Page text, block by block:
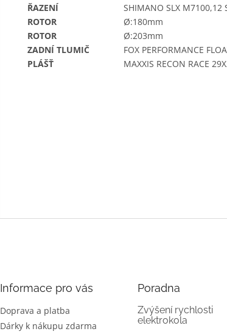
ŘAZENÍ
SHIMANO SLX M7100,12
ROTOR
Ø:180mm
ROTOR
Ø:203mm
ZADNÍ TLUMIČ
FOX PERFORMANCE
PLÁŠŤ
MAXXIS RECON RACE
Informace pro vás
Doprava a platba
Dárky k nákupu zdarma
Poradna
Zvýšení rychlosti
elektrokola